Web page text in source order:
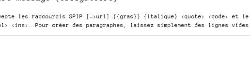
les raccourcis SPIP [->url] {{gras}} {italique} <quote> <code>
et le
<ins> . Pour créer des paragraphes, laissez simplement des lignes vides.